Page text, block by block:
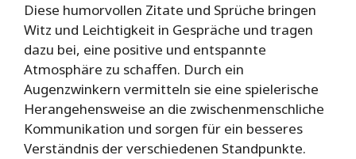
Diese humorvollen Zitate und Sprüche bringen
Witz und Leichtigkeit in Gespräche und tragen
dazu bei, eine positive und entspannte
Atmosphäre zu schaffen. Durch ein
Augenzwinkern vermitteln sie eine spielerische
Herangehensweise an die zwischenmenschliche
Kommunikation und sorgen für ein besseres
Verständnis der verschiedenen Standpunkte.